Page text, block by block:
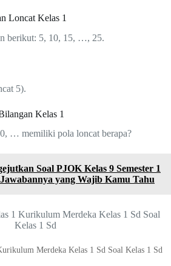
Loncat Kelas 1
berikut: 5, 10, 15, …, 25.
5).
Kelas 1
… memiliki pola loncat berapa?
Soal PJOK Kelas 9 Semester 1
yang Wajib Kamu Tahu
Merdeka Kelas 1 Sd Soal Kelas 1 Sd